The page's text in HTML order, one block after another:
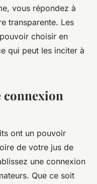
vous répondez à
transparente. Les
choisir en
qui peut les inciter à
connexion
ont un pouvoir
de votre jus de
une connexion
Que ce soit